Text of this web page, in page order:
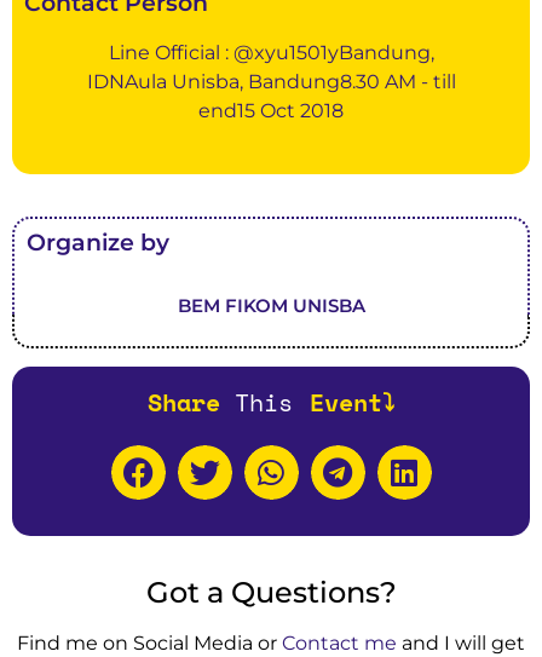
Line Official : @xyu1501yBandung,
IDNAula Unisba, Bandung8.30 AM - till
end15 Oct 2018
Organize by
BEM FIKOM UNISBA
Share This Event⤵️
Got a Questions?
Find me on Social Media or Contact me and I will get